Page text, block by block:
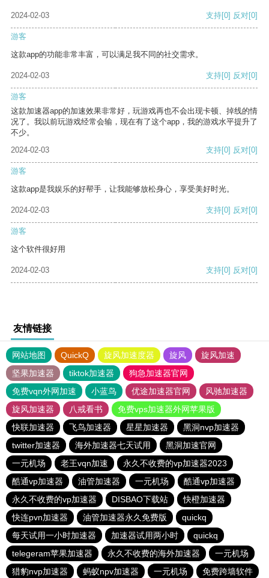
2024-02-03 支持[0] 反对[0]
游客
这款app的功能非常丰富，可以满足我不同的社交需求。
2024-02-03 支持[0] 反对[0]
游客
这款加速器app的加速效果非常好，玩游戏再也不会出现卡顿、掉线的情
况了。我以前玩游戏经常会输，现在有了这个app，我的游戏水平提升了
不少。
2024-02-03
支持[0] 反对[0]
游客
这款app是我娱乐的好帮手，让我能够放松身心，享受美好时光。
2024-02-03 支持[0] 反对[0]
游客
这个软件很好用
2024-02-03 支持[0] 反对[0]
友情链接
网站地图 QuickQ 旋风加速度器 旋风
旋风加速
坚果加速器
tiktok加速器
狗急加速器官网
免费vqn外网加速
小蓝鸟 优途加速器官网
风驰加速器
旋风加速器
八戒看书
免费vps加速器外网苹果版
快联加速器
飞鸟加速器 星星加速器
黑洞nvp加速器
twitter加速器
海外加速器七天试用
黑洞加速官网
一元机场
老王vqn加速
永久不收费的vp加速器2023
酷通vp加速器
油管加速器 一元机场
酷通vp加速器
永久不收费的vp加速器
DISBAO下载站
快橙加速器
快连pvn加速器
油管加速器永久免费版
quickq
每天试用一小时加速器
加速器试用两小时
quickq
telegeram苹果加速器
永久不收费的海外加速器
一元机场
猎豹nvp加速器
蚂蚁npv加速器 一元机场 免费跨墙软件